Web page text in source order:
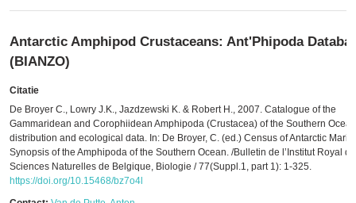
Antarctic Amphipod Crustaceans: Ant'Phipoda
(BIANZO)
Citatie
De Broyer C., Lowry J.K., Jazdzewski K. & Robert H., 2007. Catalogue of the
Gammaridean and Corophiidean Amphipoda (Crustacea) of the Southern
distribution and ecological data. In: De Broyer, C. (ed.) Census of Antarctic
Synopsis of the Amphipoda of the Southern Ocean. /Bulletin de l’Institut Royal
Sciences Naturelles de Belgique, Biologie / 77(Suppl.1, part 1): 1-325.
https://doi.org/10.15468/bz7o4l